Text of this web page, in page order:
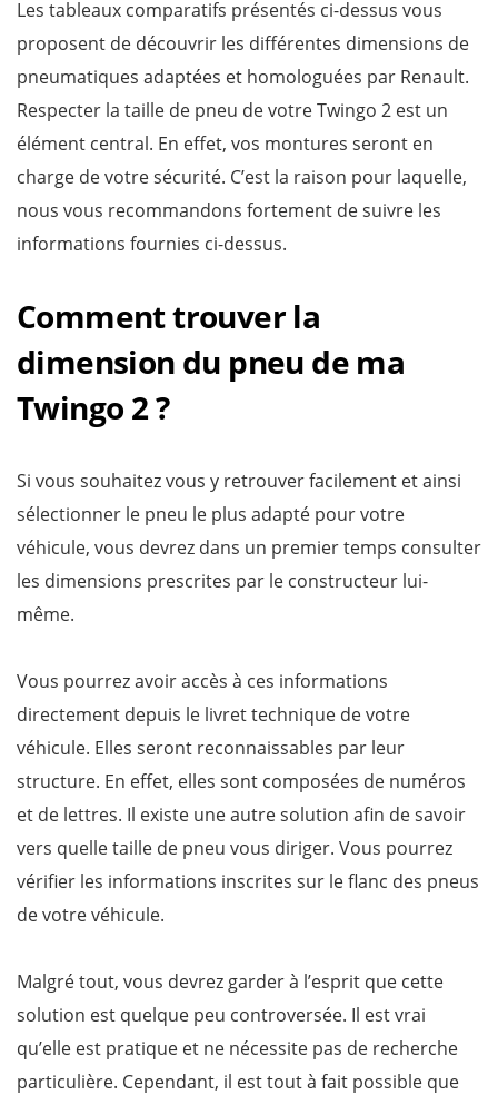
Les tableaux comparatifs présentés ci-dessus vous
proposent de découvrir les différentes dimensions de
pneumatiques adaptées et homologuées par Renault.
Respecter la taille de pneu de votre Twingo 2 est un
élément central. En effet, vos montures seront en
charge de votre sécurité. C’est la raison pour laquelle,
nous vous recommandons fortement de suivre les
informations fournies ci-dessus.
Comment trouver la
dimension du pneu de ma
Twingo 2 ?
Si vous souhaitez vous y retrouver facilement et ainsi
sélectionner le pneu le plus adapté pour votre
véhicule, vous devrez dans un premier temps consulter
les dimensions prescrites par le constructeur lui-
même.
Vous pourrez avoir accès à ces informations
directement depuis le livret technique de votre
véhicule. Elles seront reconnaissables par leur
structure. En effet, elles sont composées de numéros
et de lettres. Il existe une autre solution afin de savoir
vers quelle taille de pneu vous diriger. Vous pourrez
vérifier les informations inscrites sur le flanc des pneus
de votre véhicule.
Malgré tout, vous devrez garder à l’esprit que cette
solution est quelque peu controversée. Il est vrai
qu’elle est pratique et ne nécessite pas de recherche
particulière. Cependant, il est tout à fait possible que